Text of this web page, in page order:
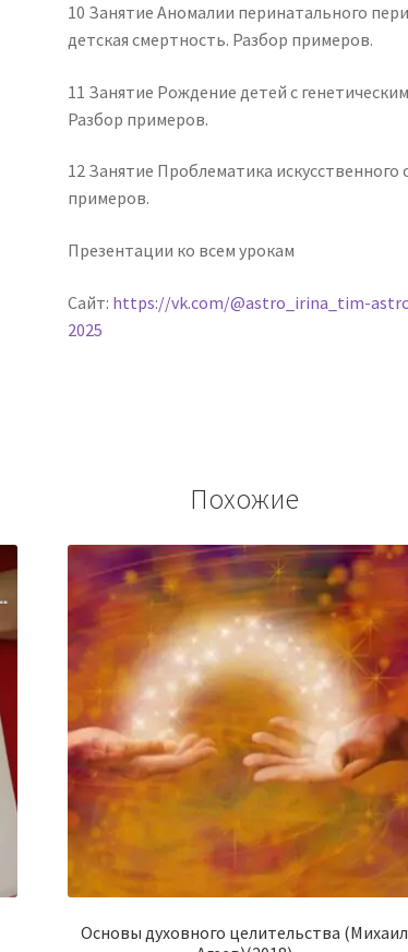
10 Занятие Аномалии перинатального
детская смертность. Разбор примеров.
11 Занятие Рождение детей с
Разбор примеров.
12 Занятие Проблематика
примеров.
Презентации ко всем урокам
Сайт: https://vk.com/@astro_irina_tim-
2025
Похожие
Основы духовного целительства (Михаил